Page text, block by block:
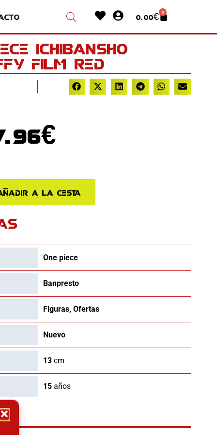
HeartUser-
circle
0.00€ 0
Cart
Ichibansho
Film Red
€
actual
es:
a la cesta
One piece
Banpresto
Figuras, Ofertas
Nuevo
13 cm
15 años